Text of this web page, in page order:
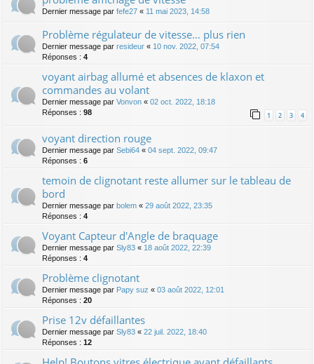
Dernier message par fefe27 « 11 mai 2023, 14:58
Problème régulateur de vitesse… plus rien
Dernier message par resideur « 10 nov. 2022, 07:54
Réponses : 4
voyant airbag allumé et absences de klaxon et
commandes au volant
Dernier message par Vonvon « 02 oct. 2022, 18:18
Réponses : 98 1 2 3 4
voyant direction rouge
Dernier message par Sebi64 « 04 sept. 2022, 09:47
Réponses : 6
temoin de clignotant reste allumer sur le tableau de
bord
Dernier message par bolem « 29 août 2022, 23:35
Réponses : 4
Voyant Capteur d'Angle de braquage
Dernier message par Sly83 « 18 août 2022, 22:39
Réponses : 4
Problème clignotant
Dernier message par Papy suz « 03 août 2022, 12:01
Réponses : 20
Prise 12v défaillantes
Dernier message par Sly83 « 22 juil. 2022, 18:40
Réponses : 12